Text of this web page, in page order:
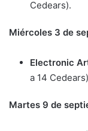
Cedears).
Miércoles 3 de
Electronic
a 14
Martes 9 de